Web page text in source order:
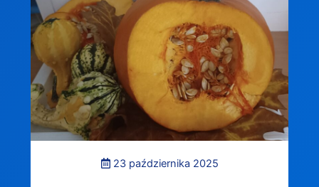
23 października 2025